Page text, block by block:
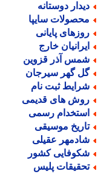
دوستانه
سایپا
پایانی
خارج
آذر قزوین
گهر سیرجان
ثبت نام
های قدیمی
رسمی
موسیقی
عقیلی
کشور
پلیس